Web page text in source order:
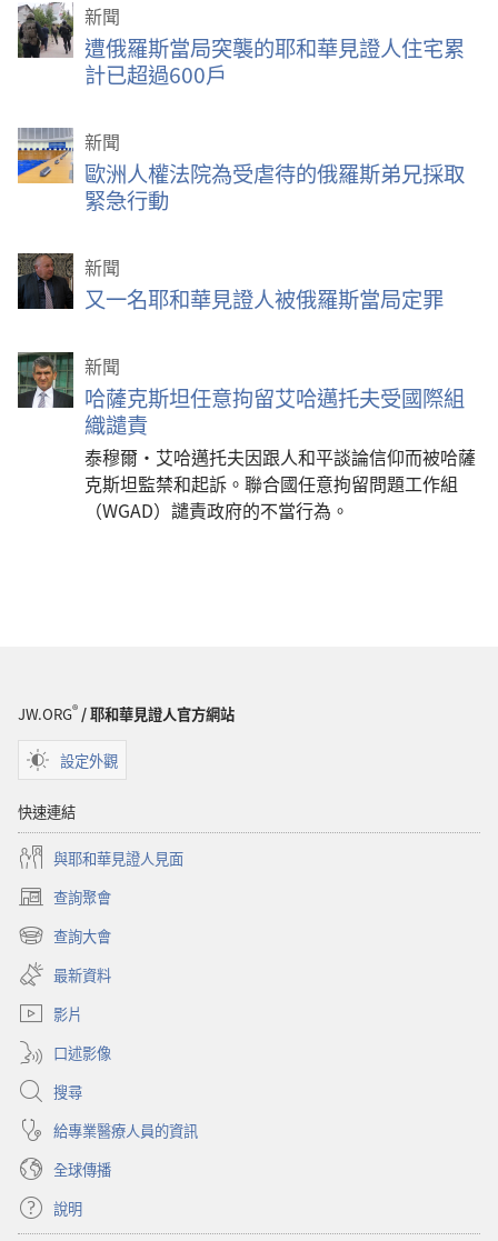
新聞
遭俄羅斯當局突襲的耶和華見證人住宅累
計已超過600戶
新聞
歐洲人權法院為受虐待的俄羅斯弟兄採取
緊急行動
新聞
又一名耶和華見證人被俄羅斯當局定罪
新聞
哈薩克斯坦任意拘留艾哈邁托夫受國際組
織譴責
泰穆爾·艾哈邁托夫因跟人和平談論信仰而被哈薩
克斯坦監禁和起訴。聯合國任意拘留問題工作組
（WGAD）譴責政府的不當行為。
JW.ORG®/ 耶和華見證人官方網站
設定外觀
快速連結
與耶和華見證人見面
查詢聚會
（開
啟
新
視
窗）
查詢大會
（開
啟
新
視
最新資料
影片
口述影像
搜尋
給專業醫療人員的資訊
全球傳播
說明